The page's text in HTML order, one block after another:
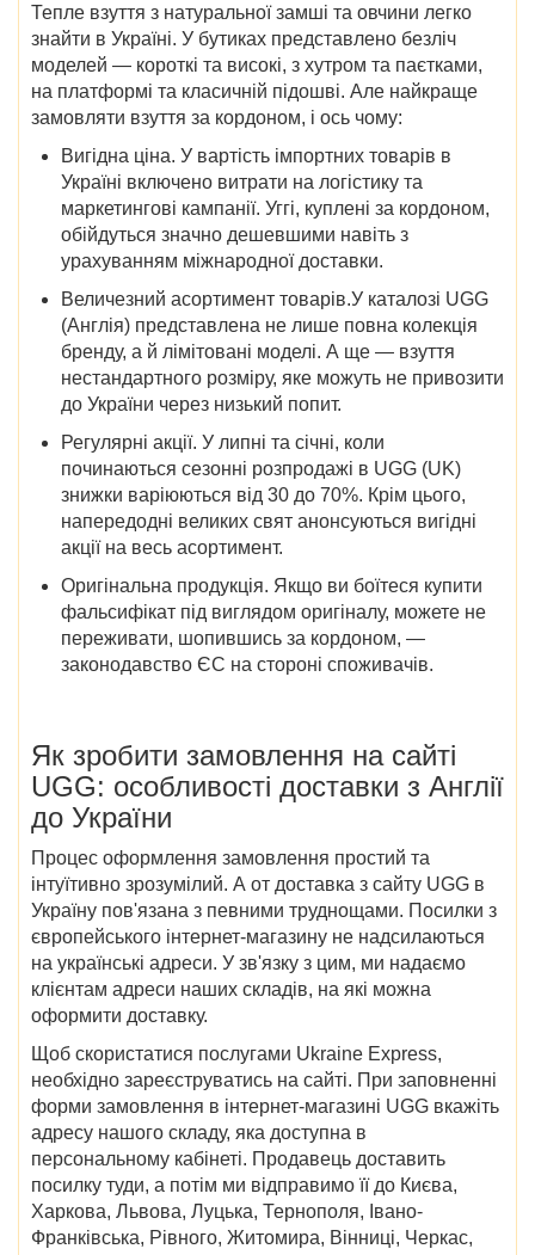
Тепле взуття з натуральної замші та овчини легко
знайти в Україні. У бутиках представлено безліч
моделей — короткі та високі, з хутром та паєтками,
на платформі та класичній підошві. Але найкраще
замовляти взуття за кордоном, і ось чому:
Вигідна ціна. У вартість імпортних товарів в
Україні включено витрати на логістику та
маркетингові кампанії. Уггі, куплені за кордоном,
обійдуться значно дешевшими навіть з
урахуванням міжнародної доставки.
Величезний асортимент товарів.У каталозі UGG
(Англія) представлена не лише повна колекція
бренду, а й лімітовані моделі. А ще — взуття
нестандартного розміру, яке можуть не привозити
до України через низький попит.
Регулярні акції. У липні та січні, коли
починаються сезонні розпродажі в UGG (UK)
знижки варіюються від 30 до 70%. Крім цього,
напередодні великих свят анонсуються вигідні
акції на весь асортимент.
Оригінальна продукція. Якщо ви боїтеся купити
фальсифікат під виглядом оригіналу, можете не
переживати, шопившись за кордоном, —
законодавство ЄС на стороні споживачів.
Як зробити замовлення насайті
UGG: особливості доставки з Англії
до України
Процес оформлення замовлення простий та
інтуїтивно зрозумілий. А от доставка з сайту UGG в
Україну пов'язана з певними труднощами. Посилки з
європейського інтернет-магазину не надсилаються
на українські адреси. У зв'язку з цим, ми надаємо
клієнтам адреси наших складів, на які можна
оформити доставку.
Щоб скористатися послугами Ukraine Express,
необхідно зареєструватись на сайті. При заповненні
форми замовлення в інтернет-магазині UGG вкажіть
адресу нашого складу, яка доступна в
персональному кабінеті. Продавець доставить
посилку туди, а потім ми відправимо її до Києва,
Харкова, Львова, Луцька, Тернополя, Івано-
Франківська, Рівного, Житомира, Вінниці, Черкас,